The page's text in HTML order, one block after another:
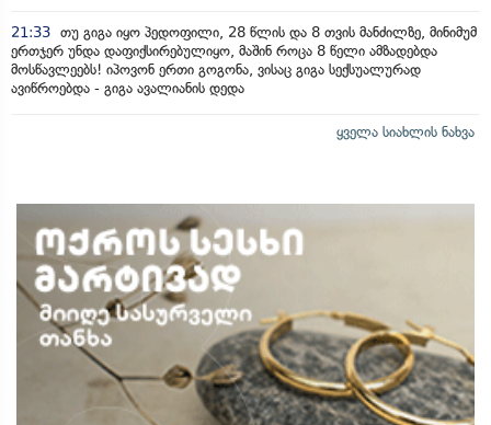
21:33 თუ გიგა იყო პედოფილი, 28 წლის და 8 თვის მანძილზე, მინიმუმ
ერთჯერ უნდა დაფიქსირებულიყო, მაშინ როცა 8 წელი ამზადებდა
მოსწავლეებს! იპოვონ ერთი გოგონა, ვისაც გიგა სექსუალურად
ავიწროებდა - გიგა ავალიანის დედა
ყველა სიახლის ნახვა